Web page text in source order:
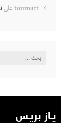
toumart على
البحث
يـاز بريـس